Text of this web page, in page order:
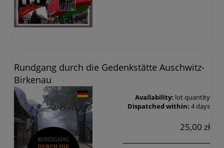
Rundgang durch die Gedenkstätte Auschwitz-
Birkenau
Availability: lot quantity
Dispatched within: 4 days
25,00 zł